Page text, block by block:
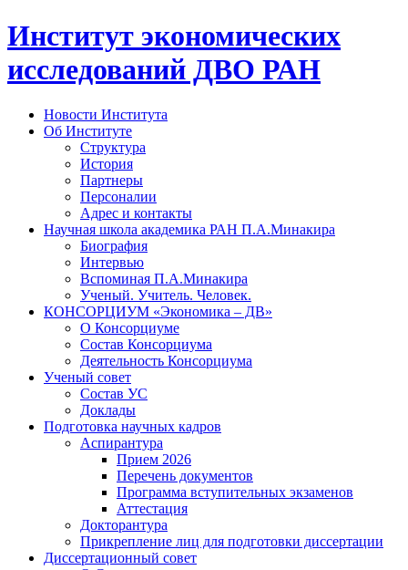
Институт экономических
исследований ДВО РАН
Новости Института
Об Институте
Структура
История
Партнеры
Персоналии
Адрес и контакты
Научная школа академика РАН П.А.Минакира
Биография
Интервью
Вспоминая П.А.Минакира
Ученый. Учитель. Человек.
КОНСОРЦИУМ «Экономика – ДВ»
О Консорциуме
Состав Консорциума
Деятельность Консорциума
Ученый совет
Состав УС
Доклады
Подготовка научных кадров
Аспирантура
Прием 2026
Перечень документов
Программа вступительных экзаменов
Аттестация
Докторантура
Прикрепление лиц для подготовки диссертации
Диссертационный совет